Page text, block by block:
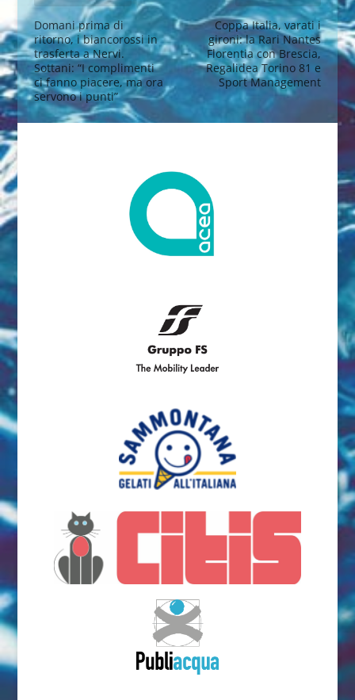
Domani prima di
ritorno, i biancorossi in
trasferta a Nervi.
Sottani: “I complimenti
ci fanno piacere, ma ora
servono i punti”
Coppa Italia, varati i
gironi: la Rari Nantes
Florentia con Brescia,
Regalidea Torino 81 e
Sport Management